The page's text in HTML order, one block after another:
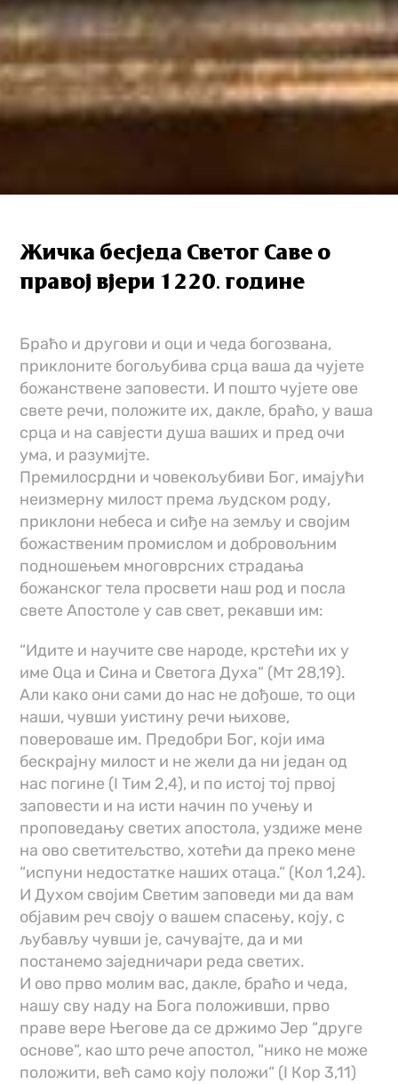
Жичка бесjеда Светог Саве о
правој вjери 1220. године
Браћо и другови и оци и чеда богозвана,
приклоните богољубива срца ваша да чујете
божанствене заповести. И пошто чујете ове
свете речи, положите их, дакле, браћо, у ваша
срца и на савјести душа ваших и пред очи
ума, и разумијте.
Премилосрдни и човекољубиви Бог, имајући
неизмерну милост према људском роду,
приклони небеса и сиђе на земљу и својим
божаственим промислом и добровољним
подношењем многоврсних страдања
божанског тела просвети наш род и посла
свете Апостоле у сав свет, рекавши им:
“Идите и научите све народе, крстећи их у
име Оца и Сина и Светога Духа“ (Мт 28,19).
Али како они сами до нас не дођоше, то оци
наши, чувши уистину речи њихове,
повероваше им. Предобри Бог, који има
бескрајну милост и не жели да ни један од
нас погине (I Тим 2,4), и по истој тој првој
заповести и на исти начин по учењу и
проповедању светих апостола, уздиже мене
на ово светитељство, хотећи да преко мене
“испуни недостатке наших отаца.“ (Кол 1,24).
И Духом својим Светим заповеди ми да вам
објавим реч своју о вашем спасењу, коју, с
љубављу чувши је, сачувајте, да и ми
постанемо заједничари реда светих.
И ово прво молим вас, дакле, браћо и чеда,
нашу сву наду на Бога положивши, прво
праве вере Његове да се држимо Јер “друге
основе“, као што рече апостол, “нико не може
положити, већ само коју положи“ (I Кор 3,11)